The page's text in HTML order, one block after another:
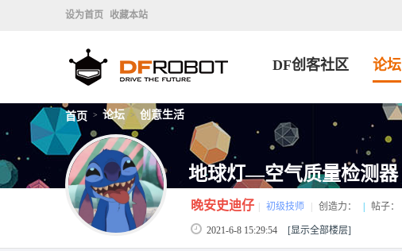
设为首页 收藏本站
DF创客社区 论坛
首页 > 论坛 > 创意生活
地球灯—空气质量检测器
晚安史迪仔 初级技师 创造力： 帖子：
2021-6-8 15:29:54 [显示全部楼层]